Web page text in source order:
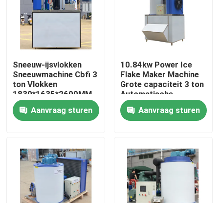
Over ons
Fabriekstocht
Kwaliteitscontrole
Neem contact met ons op
Buismachine
grote kubus-ijsmachine
Sneeuw-ijsvlokken
Sneeuwmachine Cbfi 3
ton Vlokken
1830*1635*2600MM
10,84kw IJsmachine
Aanvraag sturen
10.84kw Power Ice
Flake Maker Machine
Grote capaciteit 3 ton
Automatische
besturing
Aanvraag sturen